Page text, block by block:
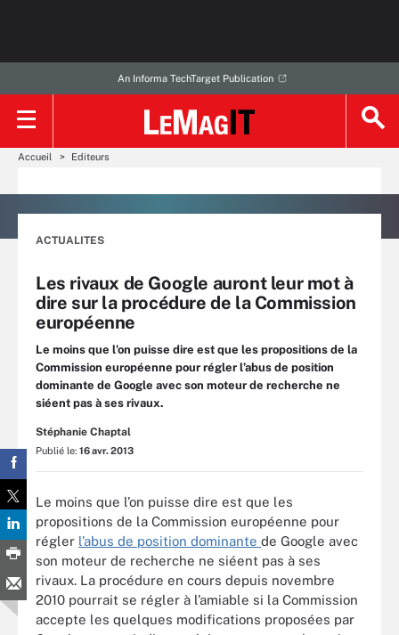
An Informa TechTarget Publication
Accueil Editeurs
ACTUALITES
Les rivaux de Google auront leur mot à
dire sur la procédure de la Commission
européenne
Le moins que l’on puisse dire est que les propositions de la
Commission européenne pour régler l’abus de position
dominante de Google avec son moteur de recherche ne
siéent pas à ses rivaux.
Stéphanie Chaptal
Publié le: 16 avr. 2013
Le moins que l’on puisse dire est que les
propositions de la Commission européenne pour
régler l’abus de position dominante de Google avec
son moteur de recherche ne siéent pas à ses
rivaux. La procédure en cours depuis novembre
2010 pourrait se régler à l’amiable si la Commission
accepte les quelques modifications proposées par